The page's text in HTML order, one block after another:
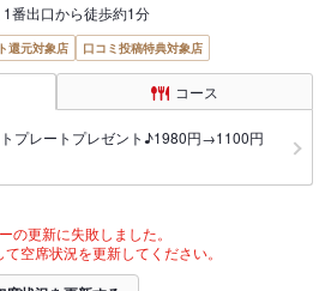
番出口から徒歩約1分
還元対象店 口コミ投稿特典対象店
コース
プレートプレゼント♪1980円→1100円
の更新に失敗しました。
空席状況を更新してください。